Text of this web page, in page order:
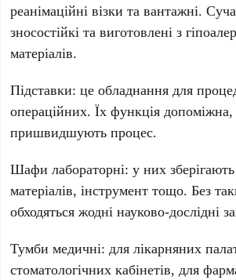
реанімаційні візки та вантажні.
зносостійкі та виготовлені з
матеріалів.
Підставки: це обладнання для
операційних. Їх функція
пришвидшують процес.
Шафи лабораторні: у них зберігають
матеріалів, інструмент тощо. Без
обходяться жодні науково-дослідні
Тумби медичні: для лікарняних
стоматологічних кабінетів, для